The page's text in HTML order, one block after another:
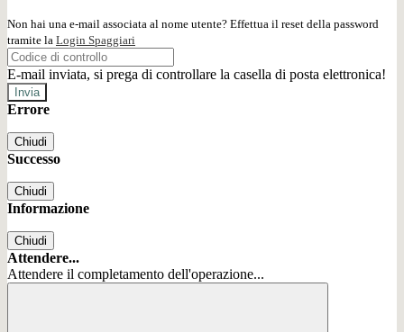
Non hai una e-mail associata al nome utente? Effettua il reset della password
tramite la Login Spaggiari
E-mail inviata, si prega di controllare la casella di posta elettronica!
Errore
Chiudi
Successo
Chiudi
Informazione
Chiudi
Attendere...
Attendere il completamento dell'operazione...